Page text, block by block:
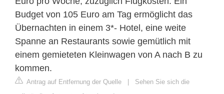
Budget von 105 Euro am Tag ermöglicht das
Übernachten in einem 3*- Hotel, eine weite
Spanne an Restaurants sowie gemütlich mit
einem gemieteten Kleinwagen von A nach B zu
kommen.
Antrag auf Entfernung der Quelle | Sehen Sie sich die